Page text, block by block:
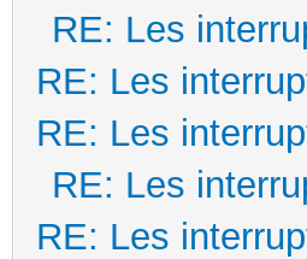
RE: Les
RE: Les
RE: Les
RE: Les
RE: Les